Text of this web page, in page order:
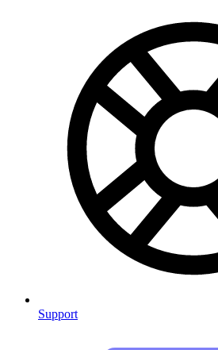
Support